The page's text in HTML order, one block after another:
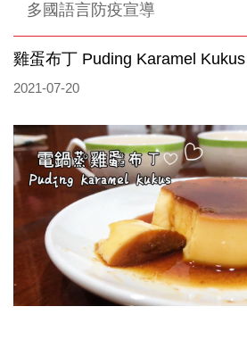
多國語言防疫宣導
雞蛋布丁 Puding Karamel Kukus
2021-07-20